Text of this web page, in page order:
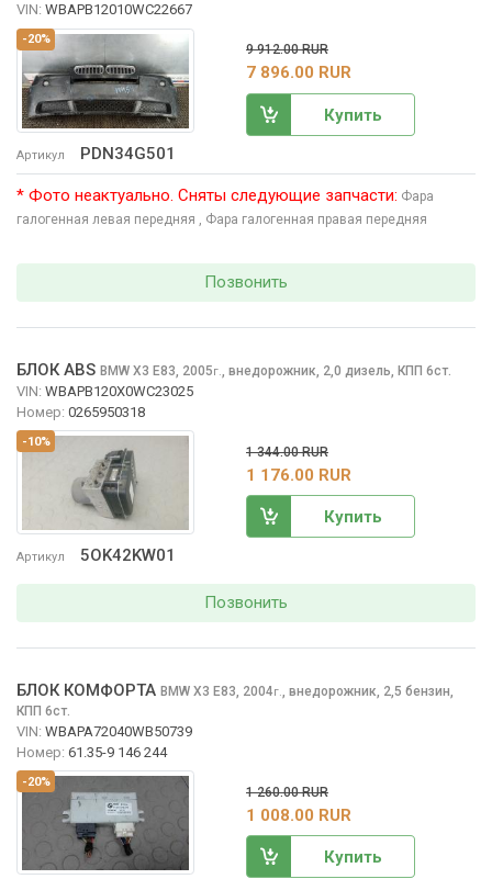
-20%
Артикул PDN34G501
VIN: WBAPB12010WC22667
9 912.00 RUR
7 896.00 RUR
Купить
* Фото неактуально. Сняты следующие запчасти: Фара
галогенная левая передняя
, Фара галогенная правая передняя
Позвонить
-10%
Артикул 5OK42KW01
БЛОК ABS BMW X3 E83, 2005г. внедорожник, 2,0 дизель, КПП 6ст.
VIN: WBAPB120X0WC23025
Номер: 0265950318
1 344.00 RUR
1 176.00 RUR
Купить
Позвонить
-20%
БЛОК КОМФОРТА BMW X3 E83, 2004г.
внедорожник, 2,5 бензин,
КПП 6ст.
VIN: WBAPA72040WB50739
Номер: 61.35-9 146 244
1 260.00 RUR
1 008.00 RUR
Купить